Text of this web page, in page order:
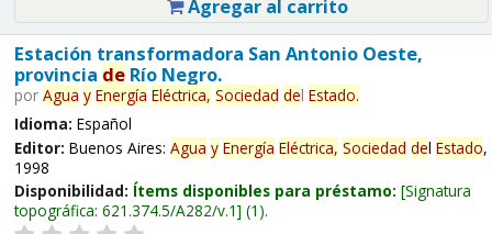
Agregar al carrito
Estación transformadora San Antonio Oeste,
provincia deRío Negro.
por Agua y Energía Eléctrica, Sociedad del Estado.
Idioma: Español
Editor: Buenos Aires: Agua y Energía Eléctrica, Sociedad del Estado,
1998
Disponibilidad: Ítems disponibles para préstamo: Signatura
topográfica: 621.374.5/A282/v.1 (1).